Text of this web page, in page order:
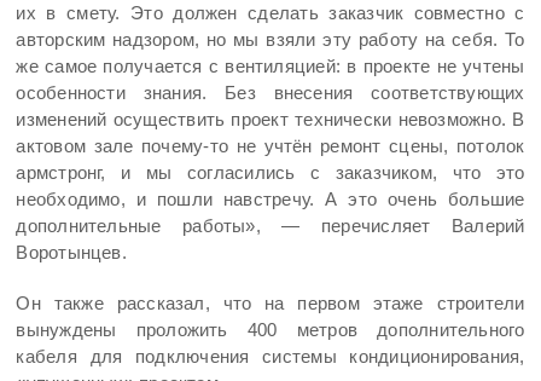
их в смету. Это должен сделать заказчик совместно с
авторским надзором, но мы взяли эту работу на себя. То
же самое получается с вентиляцией: в проекте не учтены
особенности знания. Без внесения соответствующих
изменений осуществить проект технически невозможно. В
актовом зале почему-то не учтён ремонт сцены, потолок
армстронг, и мы согласились с заказчиком, что это
необходимо, и пошли навстречу. А это очень большие
дополнительные работы», — перечисляет Валерий
Воротынцев.
Он также рассказал, что на первом этаже строители
вынуждены проложить 400 метров дополнительного
кабеля для подключения системы кондиционирования,